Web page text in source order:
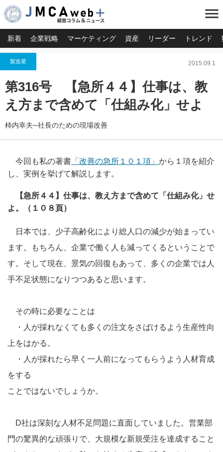
menu
新着 企業戦略 マーケティング 資産 リーダー トレンド
製造業 2015.09.1
第316号 【急所４４】仕事は、教
え方まで含めて「仕組み化」せよ
柿内幸夫─社長のための現場改善
今回も私の著書 「改善の急所１０１項」 から１項を紹介
し、実例を挙げて解説します。
【急所４４】仕事は、教え方まで含めて「仕組み化」せ
よ。（１０８頁）
日本では、少子高齢化により総人口の減少が始まってい
ます。もちろん、企業で働く人も減ってくるということで
す。そして現在、景気の回復もあって、多くの企業では人
手不足状態になりつつあると思います。
その時に必要なことは
・人が採れなくても多くの注文をさばけるよう生産性向
上をはかる。
・人が採れたら早く一人前になってもらうよう人材育成
をする
ことではないでしょうか。
D社は深刻な人材不足問題に直面していました。営業部
門の驚異的な頑張りで、大規模な新規受注を達成すること